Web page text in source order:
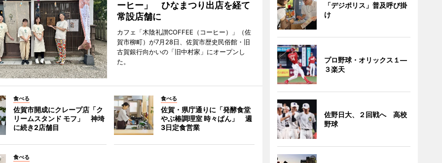
ーヒー」 ひなまつり出店を経て
常設店舗に
カフェ「木陰礼讃COFFEE（コーヒー）」（佐
賀市柳町）が7月28日、佐賀市歴史民俗館・旧
古賀銀行向かいの「旧中村家」にオープンし
た。
食べる
佐賀市開成にクレープ店「ク
リームスタンド モフ」 神埼
に続き2店舗目
食べる
佐賀・県庁通りに「発酵食堂
やぶ椿調理室 時々ぱん」 週
3日定食営業
食べる
「デジポリス」普及呼び掛
け
プロ野球・オリックス１―
３楽天
佐野日大、２回戦へ 高校
野球